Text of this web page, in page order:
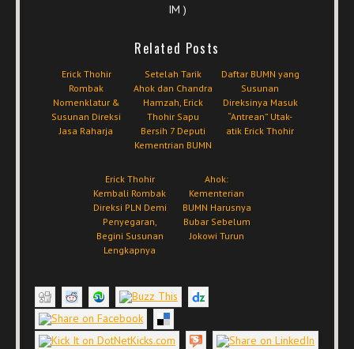
IM )
Related Posts
Erick Thohir
Rombak
Nomenklatur &
Susunan Direksi
Jasa Raharja
Setelah Tarik
Ahok dan Chandra
Hamzah, Erick
Thohir Sapu
Bersih 7 Deputi
Kementrian BUMN
Daftar BUMN yang
Susunan
Direksinya Masuk
“Antrean” Utak-
atik Erick Thohir
Erick Thohir
Kembali Rombak
Direksi PLN Demi
Penyegaran,
Begini Susunan
Lengkapnya
Ahok:
Kementerian
BUMN Harusnya
Bubar Sebelum
Jokowi Turun